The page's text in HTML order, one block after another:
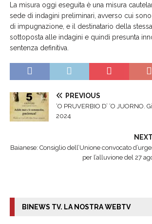
La misura oggi eseguita è una misura
sede di indagini preliminari, avverso cui
di impugnazione, e il destinatario della
sottoposta alle indagini e quindi presunta
sentenza definitiva.
PREVIOUS
‘O PRUVERBIO D’ ‘O JUORNO.
2024
NEXT
Baianese: Consiglio dell’Unione convocato
per l’alluvione del 27
BINEWS TV. LA NOSTRA WEBTV